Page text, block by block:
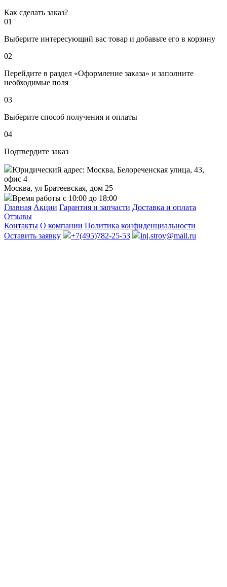
Как сделать заказ?
01
Выберите интересующий вас товар и добавьте его в корзину
02
Перейдите в раздел «Оформление заказа» и заполните
необходимые поля
03
Выберите способ получения и оплаты
04
Подтвердите заказ
Юридический адрес: Москва, Белореченская улица, 43,
офис 4
Москва, ул Братеевская, дом 25
Время работы с 10:00 до 18:00
Главная Акции Гарантия и запчасти Доставка и оплата
Отзывы
Контакты О компании Политика конфиденциальности
Оставить заявку
+7(495)782-25-53 inj.stroy@mail.ru